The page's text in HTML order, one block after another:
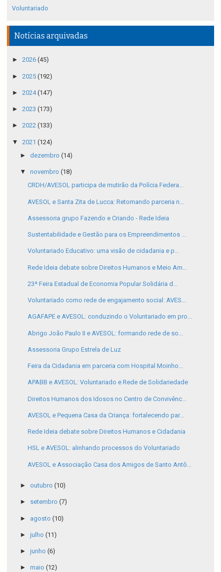
Voluntariado
Notícias arquivadas
► 2026 (45)
► 2025 (192)
► 2024(147)
► 2023 (173)
► 2022 (133)
▼ 2021 (124)
► dezembro (14)
▼ novembro (18)
CRDH/AVESOL participa de mutirão da Polícia Federa...
AVESOL e Santa Zita de Lucca: Retomando parceria n...
Assessoria grupo Fazendo e Criando - Rede Ideia
Sustentabilidade e Gestão para os Empreendimentos ...
Voluntariado Educativo: uma visão de cidadania e p...
Rede Ideia debate sobre Direitos Humanos e Meio Am...
23ª Feira Estadual de Economia Popular Solidária d...
Voluntariado como rede de engajamento social: AVES...
AGAFAPE e AVESOL: conduzindo o Voluntariado em pro...
Abrigo João Paulo II e AVESOL: formando rede de so...
Assessoria Grupo Estrela de Luz
Feira da Cidadania em parceria com Hospital Moinho...
APABB e AVESOL: Voluntariado e Rede de Solidariedade
Direitos Humanos dos Idosos no Centro de Convivênc...
AVESOL e Pequena Casa da Criança: fortalecendo par...
Rede Ideia debate sobre Direitos Humanos e Cidadania
HSL e AVESOL: alinhando processos do Voluntariado
AVESOL e Associação Casa dos Amigos de Santo Antô...
► outubro (10)
► setembro (7)
► agosto (10)
► julho (11)
► junho (6)
► maio (12)